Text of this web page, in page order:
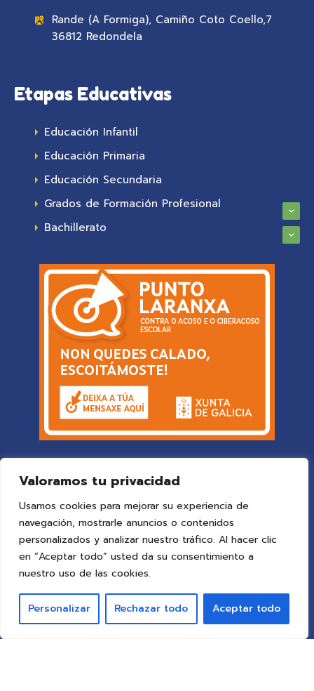
Valoramos tu privacidad
Usamos cookies para mejorar su experiencia de
navegación, mostrarle anuncios o contenidos
personalizados y analizar nuestro tráfico. Al hacer clic
en “Aceptar todo” usted da su consentimiento a
nuestro uso de las cookies.
Personalizar Rechazar todo Aceptar todo
Rande (A Formiga), Camiño Coto Coello,7
36812 Redondela
Etapas Educativas
Educación Infantil
Educación Primaria
Educación Secundaria
Grados de Formación Profesional
Bachillerato
© 2025 Colegio Vigoby ideaspropias publicidad&web
Todos los derechos reservados.
Aviso Legal